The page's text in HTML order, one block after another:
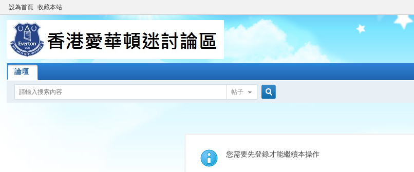
設為首頁 收藏本站
論壇
帖子
索
您需要先登錄才能繼續本操作